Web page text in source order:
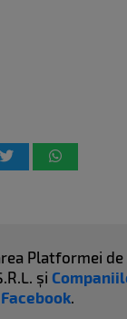
Platformei
și
.